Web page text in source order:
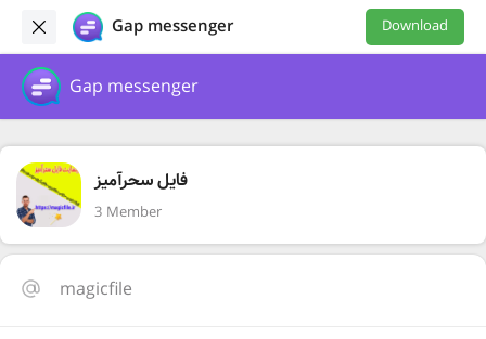
Gap messenger Download
Gap messenger
فایل سحرآمیز
3 Member
magicfile